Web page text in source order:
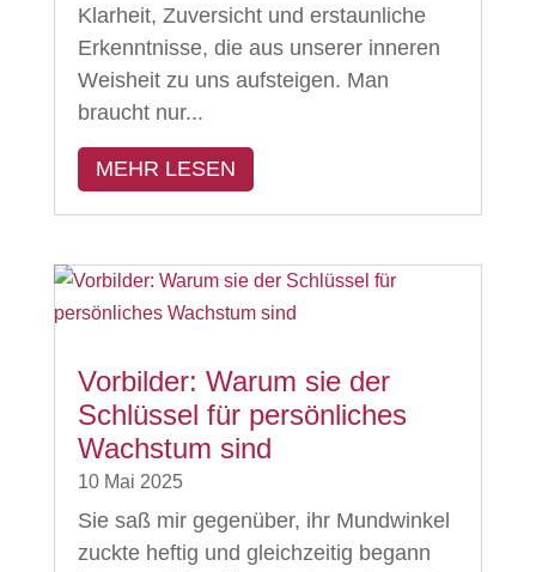
Klarheit, Zuversicht und erstaunliche
Erkenntnisse, die aus unserer inneren
Weisheit zu uns aufsteigen. Man
braucht nur...
MEHR LESEN
Vorbilder: Warum sie der
Schlüssel für persönliches
Wachstum sind
10 Mai 2025
Sie saß mir gegenüber, ihr Mundwinkel
zuckte heftig und gleichzeitig begann